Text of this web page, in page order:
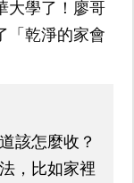
大學了！廖哥
「乾淨的家會
該怎麼收？
，比如家裡